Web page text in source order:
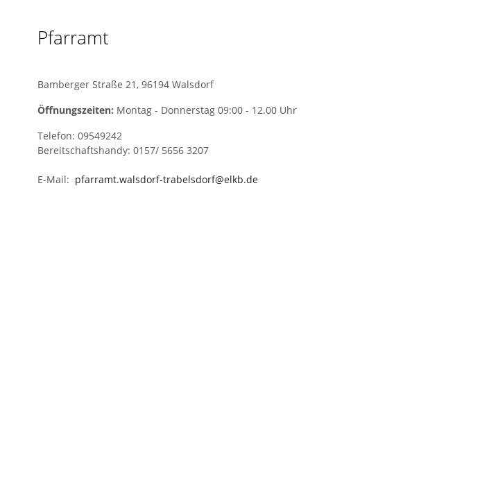
Pfarramt
Bamberger Straße 21, 96194 Walsdorf
Öffnungszeiten: Montag - Donnerstag 09:00 - 12.00 Uhr
Telefon: 09549242
Bereitschaftshandy: 0157/ 5656 3207
E-Mail: pfarramt.walsdorf-trabelsdorf@elkb.de